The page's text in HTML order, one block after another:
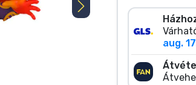
aug.